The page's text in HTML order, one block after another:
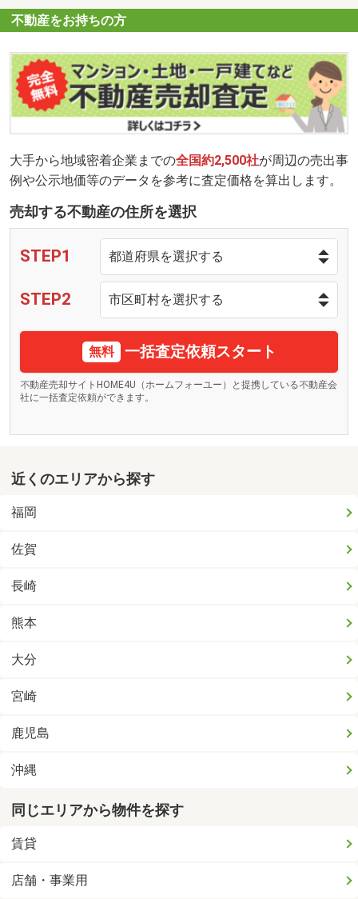
不動産をお持ちの方
大手から地域密着企業までの全国約2,500社が周辺の売出事
例や公示地価等のデータを参考に査定価格を算出します。
売却する不動産の住所を選択
STEP1
STEP2
無料 一括査定依頼スタート
不動産売却サイトHOME4U（ホームフォーユー）と提携している不動産会
社に一括査定依頼ができます。
近くのエリアから探す
福岡
佐賀
長崎
熊本
大分
宮崎
鹿児島
沖縄
同じエリアから物件を探す
賃貸
店舗・事業用